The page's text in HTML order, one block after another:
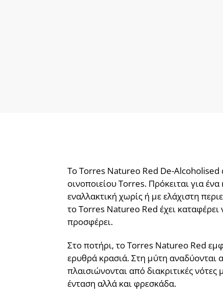
Το Torres Natureo Red De-Alcoholised
οινοποιείου Torres. Πρόκειται για
εναλλακτική χωρίς ή με ελάχιστη
το Torres Natureo Red έχει καταφέρει
προσφέρει.
Στο ποτήρι, το Torres Natureo Red
ερυθρά κρασιά. Στη μύτη
πλαισιώνονται από διακριτικές
ένταση αλλά και φρεσκάδα.